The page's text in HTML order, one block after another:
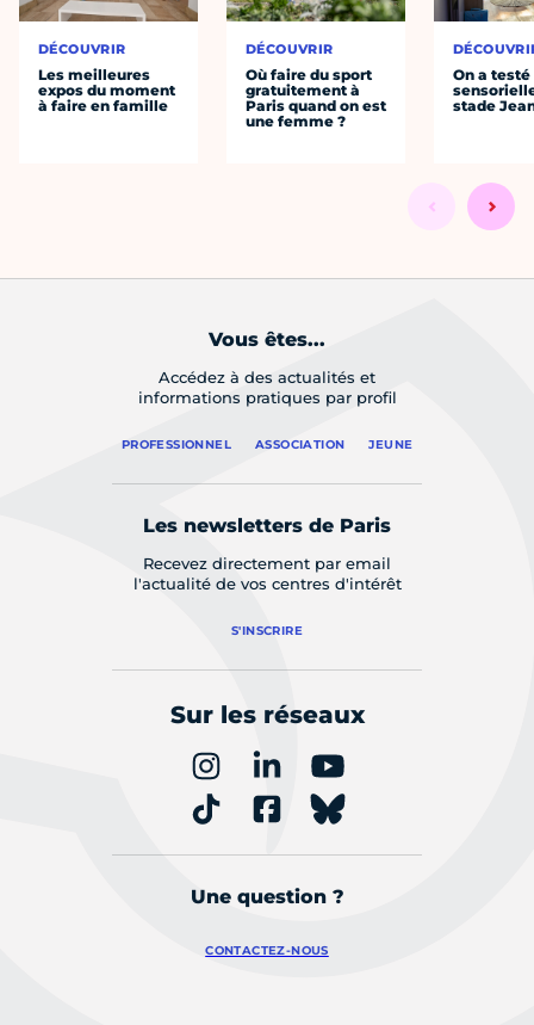
DÉCOUVRIR
Les meilleures
expos du moment
à faire en famille
DÉCOUVRIR
Où faire du sport
gratuitement à
Paris quand on est
une femme ?
On a
stade
Vous êtes...
Accédez à des actualités et
informations pratiques par profil
PROFESSIONNEL ASSOCIATION JEUNE
Les newsletters de Paris
Recevez directement par email
l'actualité de vos centres d'intérêt
S'INSCRIRE
Sur les réseaux
Une question ?
CONTACTEZ-NOUS